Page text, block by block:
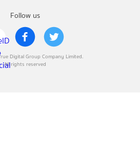
Follow us
Digital Group Company Limited.
All rights reserved